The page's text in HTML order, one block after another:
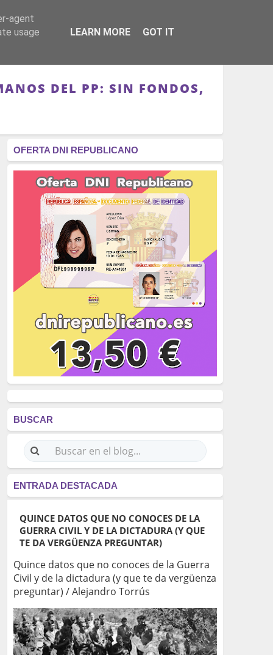
RÉGIMEN - MONARQUÍA
DEL PP: SIN FONDOS,
OFERTA DNI REPUBLICANO
BUSCAR
ENTRADA DESTACADA
QUINCE DATOS QUE NO CONOCES DE LA
GUERRA CIVIL Y DE LA DICTADURA (Y QUE
TE DA VERGÜENZA PREGUNTAR)
Quince datos que no conoces de la Guerra
Civil y de la dictadura (y que te da vergüenza
preguntar) / Alejandro Torrús
agent
usage
LEARN MORE GOT IT